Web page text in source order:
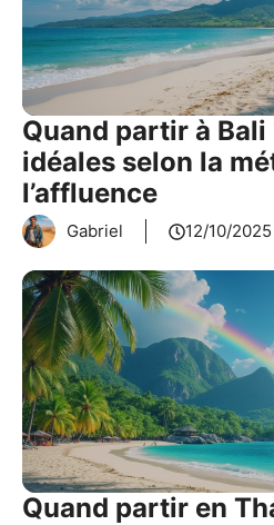
Quand partir à Bali
idéales selon la
l’affluence
Gabriel 12/10/2025
Quand partir en